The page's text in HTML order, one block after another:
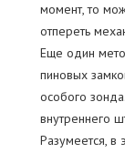
момент, то
отпереть
Еще один
пиновых
особого
внутреннего
Разумеется, в